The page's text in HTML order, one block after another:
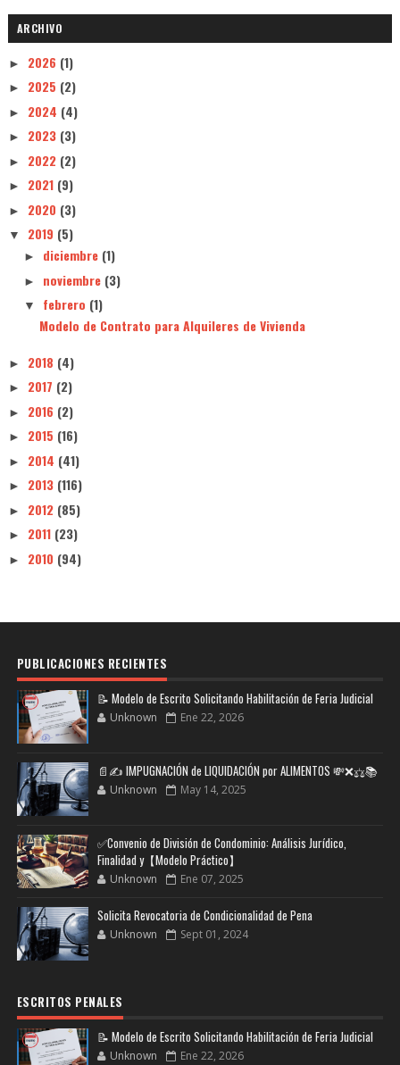
ARCHIVO
► 2026 (1)
► 2025 (2)
► 2024 (4)
► 2023 (3)
► 2022 (2)
► 2021 (9)
► 2020 (3)
▼ 2019 (5)
► diciembre (1)
► noviembre (3)
▼ febrero (1)
Modelo de Contrato para Alquileres de Vivienda
► 2018 (4)
► 2017 (2)
► 2016 (2)
► 2015 (16)
► 2014 (41)
► 2013 (116)
► 2012 (85)
► 2011 (23)
► 2010 (94)
PUBLICACIONES RECIENTES
📝 Modelo de Escrito Solicitando Habilitación de Feria Judicial
Unknown Ene 22, 2026
📄✍️ IMPUGNACIÓN de LIQUIDACIÓN por ALIMENTOS 💸❌⚖️📚
Unknown May 14, 2025
✅Convenio de División de Condominio: Análisis Jurídico,
Finalidad y【Modelo Práctico】
Unknown Ene 07, 2025
Solicita Revocatoria de Condicionalidad de Pena
Unknown Sept 01, 2024
ESCRITOS PENALES
📝 Modelo de Escrito Solicitando Habilitación de Feria Judicial
Unknown Ene 22, 2026